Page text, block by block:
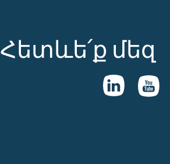
Հետևե՛ք մեզ